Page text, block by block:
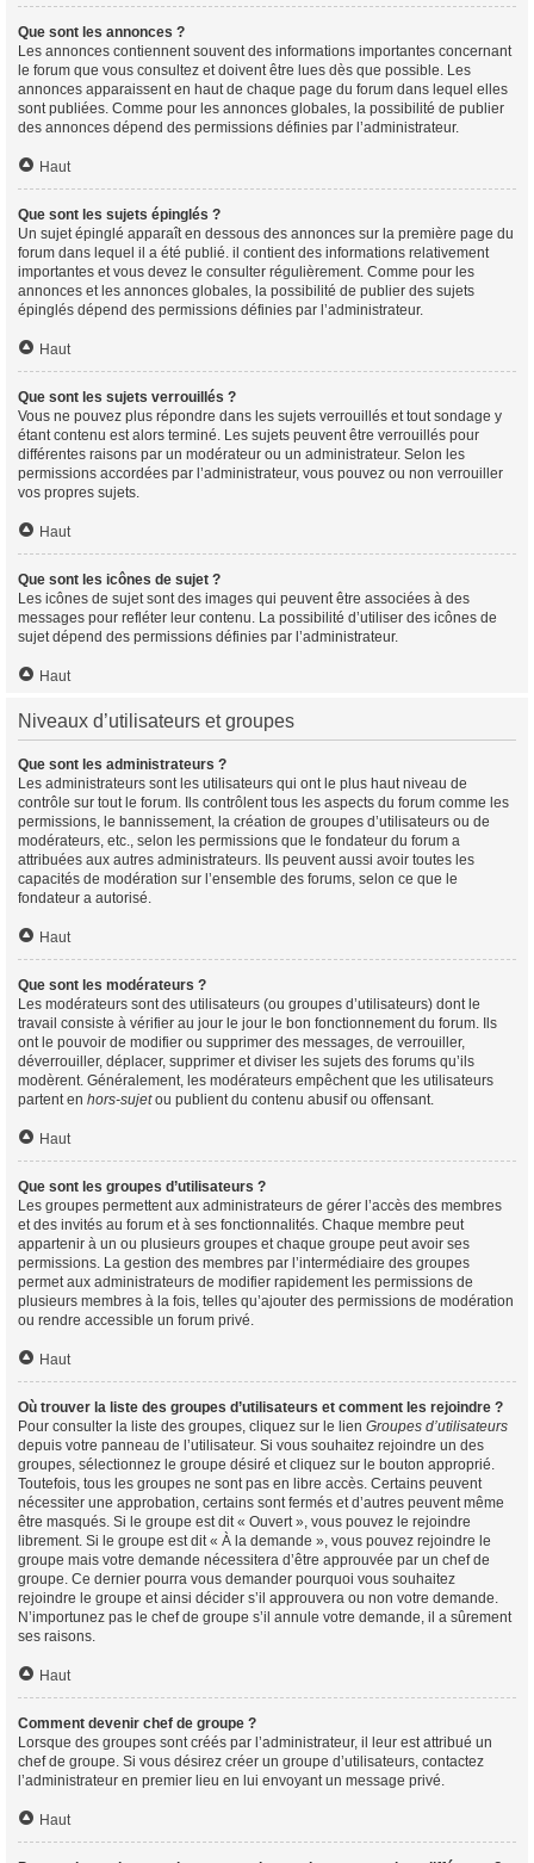
Que sont les annonces ?
Les annonces contiennent souvent des informations importantes concernant
le forum que vous consultez et doivent être lues dès que possible. Les
annonces apparaissent en haut de chaque page du forum dans lequel elles
sont publiées. Comme pour les annonces globales, la possibilité de publier
des annonces dépend des permissions définies par l’administrateur.
Haut
Que sont les sujets épinglés ?
Un sujet épinglé apparaît en dessous des annonces sur la première page du
forum dans lequel il a été publié. il contient des informations relativement
importantes et vous devez le consulter régulièrement. Comme pour les
annonces et les annonces globales, la possibilité de publier des sujets
épinglés dépend des permissions définies par l’administrateur.
Haut
Que sont les sujets verrouillés ?
Vous ne pouvez plus répondre dans les sujets verrouillés et tout sondage y
étant contenu est alors terminé. Les sujets peuvent être verrouillés pour
différentes raisons par un modérateur ou un administrateur. Selon les
permissions accordées par l’administrateur, vous pouvez ou non verrouiller
vos propres sujets.
Haut
Que sont les icônes de sujet ?
Les icônes de sujet sont des images qui peuvent être associées à des
messages pour refléter leur contenu. La possibilité d’utiliser des icônes de
sujet dépend des permissions définies par l’administrateur.
Haut
Niveaux d’utilisateurs et groupes
Que sont les administrateurs ?
Les administrateurs sont les utilisateurs qui ont le plus haut niveau de
contrôle sur tout le forum. Ils contrôlent tous les aspects du forum comme les
permissions, le bannissement, la création de groupes d’utilisateurs ou de
modérateurs, etc., selon les permissions que le fondateur du forum a
attribuées aux autres administrateurs. Ils peuvent aussi avoir toutes les
capacités de modération sur l’ensemble des forums, selon ce que le
fondateur a autorisé.
Haut
Que sont les modérateurs ?
Les modérateurs sont des utilisateurs (ou groupes d’utilisateurs) dont le
travail consiste à vérifier au jour le jour le bon fonctionnement du forum. Ils
ont le pouvoir de modifier ou supprimer des messages, de verrouiller,
déverrouiller, déplacer, supprimer et diviser les sujets des forums qu’ils
modèrent. Généralement, les modérateurs empêchent que les utilisateurs
partent en hors-sujetou publient du contenu abusif ou offensant.
Haut
Que sont les groupes d’utilisateurs ?
Les groupes permettent aux administrateurs de gérer l’accès des membres
et des invités au forum et à ses fonctionnalités. Chaque membre peut
appartenir à un ou plusieurs groupes et chaque groupe peut avoir ses
permissions. La gestion des membres par l’intermédiaire des groupes
permet aux administrateurs de modifier rapidement les permissions de
plusieurs membres à la fois, telles qu’ajouter des permissions de modération
ou rendre accessible un forum privé.
Haut
Où trouver la liste des groupes d’utilisateurs et comment les rejoindre ?
Pour consulter la liste des groupes, cliquez sur le lien Groupes d’utilisateurs
depuis votre panneau de l’utilisateur. Si vous souhaitez rejoindre un des
groupes, sélectionnez le groupe désiré et cliquez sur le bouton approprié.
Toutefois, tous les groupes ne sont pas en libre accès. Certains peuvent
nécessiter une approbation, certains sont fermés et d’autres peuvent même
être masqués. Si le groupe est dit « Ouvert », vous pouvez le rejoindre
librement. Si le groupe est dit « À la demande », vous pouvez rejoindre le
groupe mais votre demande nécessitera d’être approuvée par un chef de
groupe. Ce dernier pourra vous demander pourquoi vous souhaitez
rejoindre le groupe et ainsi décider s’il approuvera ou non votre demande.
N’importunez pas le chef de groupe s’il annule votre demande, il a sûrement
ses raisons.
Haut
Comment devenir chef de groupe ?
Lorsque des groupes sont créés par l’administrateur, il leur est attribué un
chef de groupe. Si vous désirez créer un groupe d’utilisateurs, contactez
l’administrateur en premier lieu en lui envoyant un message privé.
Haut